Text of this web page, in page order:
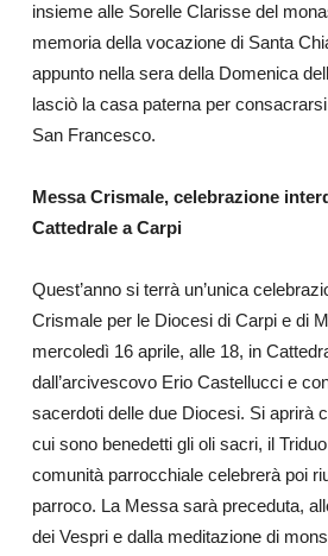
insieme alle Sorelle Clarisse del
memoria della vocazione di Santa
appunto nella sera della Domenica
lasciò la casa paterna per
San Francesco.
Messa Crismale, celebrazione
Cattedrale a Carpi
Quest’anno si terrà un’unica
Crismale per le Diocesi di Carpi e di
mercoledì 16 aprile, alle 18, in
dall’arcivescovo Erio Castellucci e
sacerdoti delle due Diocesi. Si aprirà
cui sono benedetti gli oli sacri, il
comunità parrocchiale celebrerà poi
parroco. La Messa sarà preceduta,
dei Vespri e dalla meditazione di